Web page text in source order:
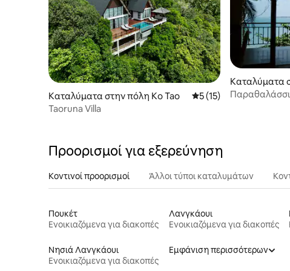
Καταλύματα στην πόλη Ko Tao Μέση βαθμολογία: 5
5 (15)
Taoruna Villa
Καταλύματα
Προορισμοί για εξερεύνηση
Κοντινοί προορισμοί Άλλοι τύποι καταλυμάτων
Πουκέτ
Ενοικιαζόμενα για διακοπές
Λανγκάουι
Ενοικιαζόμενα για διακοπές
Νησιά Λανγκάουι
Ενοικιαζόμενα για διακοπές
Εμφάνιση περισσότερων